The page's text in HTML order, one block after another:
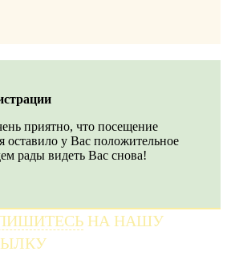
приятно, что посещение
оставило у Вас положительное
рады видеть Вас снова!
НА НАШУ